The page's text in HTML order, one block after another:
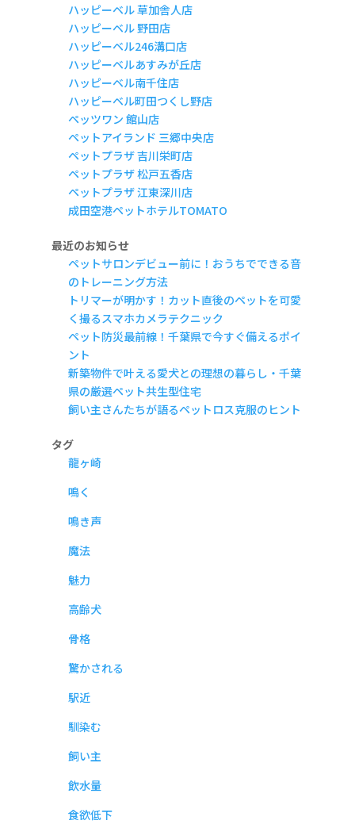
ハッピーベル 草加舎人店
ハッピーベル 野田店
ハッピーベル246溝口店
ハッピーベルあすみが丘店
ハッピーベル南千住店
ハッピーベル町田つくし野店
ペッツワン 館山店
ペットアイランド 三郷中央店
ペットプラザ 吉川栄町店
ペットプラザ 松戸五香店
ペットプラザ 江東深川店
成田空港ペットホテルTOMATO
最近のお知らせ
ペットサロンデビュー前に！おうちでできる音
のトレーニング方法
トリマーが明かす！カット直後のペットを可愛
く撮るスマホカメラテクニック
ペット防災最前線！千葉県で今すぐ備えるポイ
ント
新築物件で叶える愛犬との理想の暮らし・千葉
県の厳選ペット共生型住宅
飼い主さんたちが語るペットロス克服のヒント
タグ
龍ヶ崎
鳴く
鳴き声
魔法
魅力
高齢犬
骨格
驚かされる
駅近
馴染む
飼い主
飲水量
食欲低下